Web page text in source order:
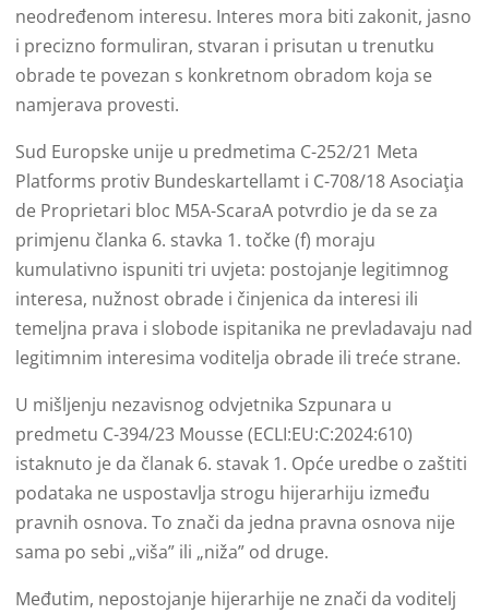
neodređenom interesu. Interes mora biti zakonit, jasno
i precizno formuliran, stvaran i prisutan u trenutku
obrade te povezan s konkretnom obradom koja se
namjerava provesti.
Sud Europske unije u predmetima C-252/21 Meta
Platforms protiv Bundeskartellamt i C-708/18 Asociaţia
de Proprietari bloc M5A-ScaraA potvrdio je da se za
primjenu članka 6. stavka 1. točke (f) moraju
kumulativno ispuniti tri uvjeta: postojanje legitimnog
interesa, nužnost obrade i činjenica da interesi ili
temeljna prava i slobode ispitanika ne prevladavaju nad
legitimnim interesima voditelja obrade ili treće strane.
U mišljenju nezavisnog odvjetnika Szpunara u
predmetu C-394/23 Mousse (ECLI:EU:C:2024:610)
istaknuto je da članak 6. stavak 1. Opće uredbe o zaštiti
podataka ne uspostavlja strogu hijerarhiju između
pravnih osnova. To znači da jedna pravna osnova nije
sama po sebi „viša” ili „niža” od druge.
Međutim, nepostojanje hijerarhije ne znači da voditelj